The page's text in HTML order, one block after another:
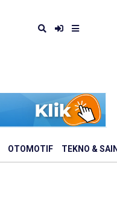
OTOMOTIF TEKNO &